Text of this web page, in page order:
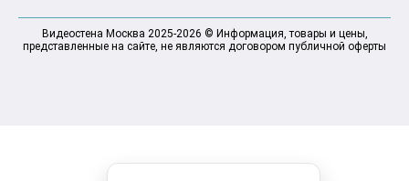
Видеостена Москва 2025-2026 © Информация, товары и цены,
представленные на сайте, не являются договором публичной оферты